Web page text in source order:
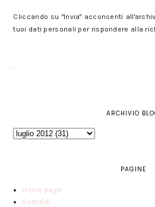
Cliccando su "Invia" acconsenti
tuoi dati personali per rispondere alla
ARCHIVIO
PAGINE
Home page
Contact